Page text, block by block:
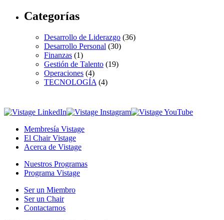
Categorías
Desarrollo de Liderazgo (36)
Desarrollo Personal (30)
Finanzas (1)
Gestión de Talento (19)
Operaciones (4)
TECNOLOGÍA (4)
Membresía Vistage
El Chair Vistage
Acerca de Vistage
Nuestros Programas
Programa Vistage
Ser un Miembro
Ser un Chair
Contactarnos